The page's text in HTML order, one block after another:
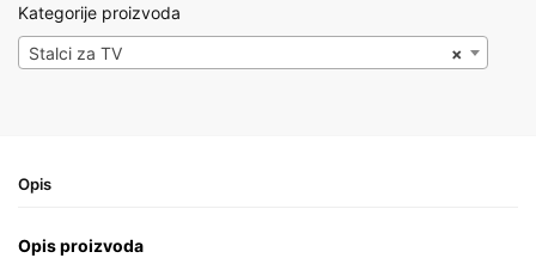
Kategorije proizvoda
×
Stalci za TV
Opis
Opis proizvoda